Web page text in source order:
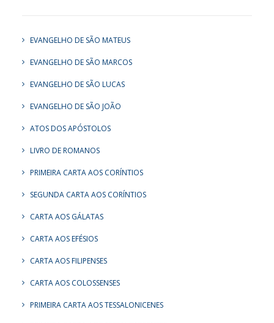
EVANGELHO DE SÃO MATEUS
EVANGELHO DE SÃO MARCOS
EVANGELHO DE SÃO LUCAS
EVANGELHO DE SÃO JOÃO
ATOS DOS APÓSTOLOS
LIVRO DE ROMANOS
PRIMEIRA CARTA AOS CORÍNTIOS
SEGUNDA CARTA AOS CORÍNTIOS
CARTA AOS GÁLATAS
CARTA AOS EFÉSIOS
CARTA AOS FILIPENSES
CARTA AOS COLOSSENSES
PRIMEIRA CARTA AOS TESSALONICENES